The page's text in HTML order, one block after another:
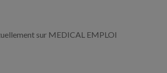
sur MEDICAL EMPLOI